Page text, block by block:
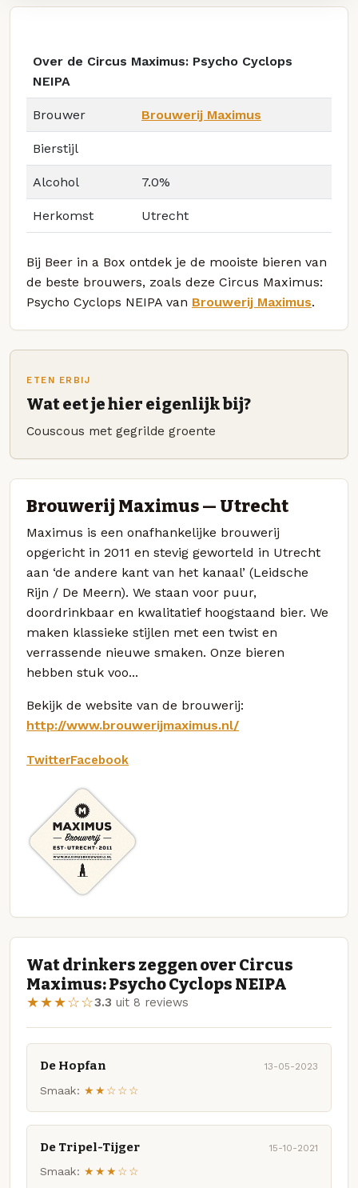
Over de Circus Maximus: Psycho Cyclops
NEIPA
Brouwer Brouwerij Maximus
Bierstijl
Alcohol 7.0%
Herkomst Utrecht
Bij Beer in a Box ontdek je de mooiste bieren van
de beste brouwers, zoals deze Circus Maximus:
Psycho Cyclops NEIPA van Brouwerij Maximus.
ETEN ERBIJ
Wat eet je hier eigenlijk bij?
Couscous met gegrilde groente
Brouwerij Maximus — Utrecht
Maximus is een onafhankelijke brouwerij
opgericht in 2011 en stevig geworteld in Utrecht
aan ‘de andere kant van het kanaal’ (Leidsche
Rijn / De Meern). We staan voor puur,
doordrinkbaar en kwalitatief hoogstaand bier. We
maken klassieke stijlen met een twist en
verrassende nieuwe smaken. Onze bieren
hebben stuk voo...
Bekijk de website van de brouwerij:
http://www.brouwerijmaximus.nl/
TwitterFacebook
Wat drinkers zeggen over Circus
Maximus: Psycho Cyclops NEIPA
★★★☆☆3.3 uit 8 reviews
De Hopfan 13-05-2023
Smaak: ★★☆☆☆
De Tripel-Tijger 15-10-2021
Smaak: ★★★☆☆